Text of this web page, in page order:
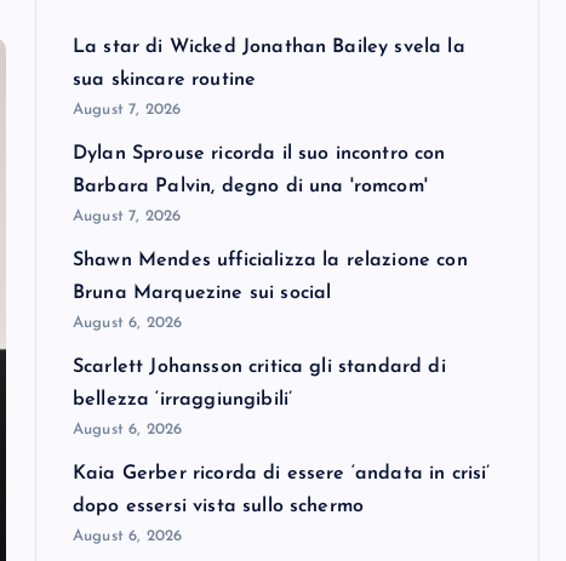
La star di Wicked Jonathan Bailey svela la
sua skincare routine
August 7, 2026
Dylan Sprouse ricorda il suo incontro con
Barbara Palvin, degno di una 'romcom'
August 7, 2026
Shawn Mendes ufficializza la relazione con
Bruna Marquezine sui social
August 6, 2026
Scarlett Johansson critica gli standard di
bellezza ‘irraggiungibili’
August 6, 2026
Kaia Gerber ricorda di essere ‘andata in crisi’
dopo essersi vista sullo schermo
August 6, 2026